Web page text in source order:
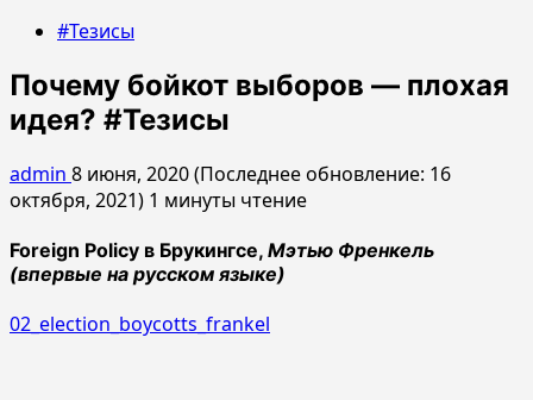
#Тезисы
Почему бойкот выборов — плохая
идея? #Тезисы
admin 8 июня, 2020 (Последнее обновление: 16
октября, 2021) 1 минуты чтение
Foreign Policy в Брукингсе, Мэтью Френкель
(впервые на русском языке)
02_election_boycotts_frankel